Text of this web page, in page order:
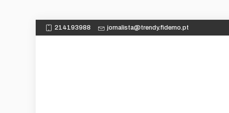
214193988 jornalista@trendy.fidemo.pt